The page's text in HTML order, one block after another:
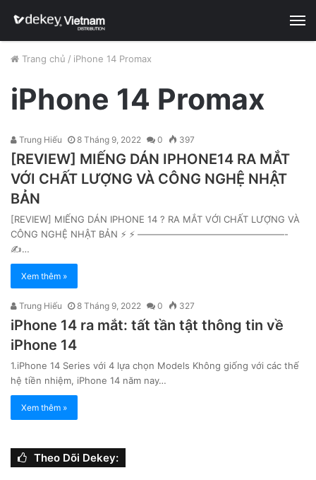
Trang chủ / iPhone 14 Promax
iPhone 14 Promax
Trung Hiếu 8 Tháng 9, 2022 0 397
[REVIEW] MIẾNG DÁN IPHONE14 RA MẮT
VỚI CHẤT LƯỢNG VÀ CÔNG NGHỆ NHẬT
BẢN
[REVIEW] MIẾNG DÁN IPHONE 14 ? RA MẮT VỚI CHẤT LƯỢNG VÀ
CÔNG NGHỆ NHẬT BẢN ⚡ ⚡ ————————————————-
✍…
Xem thêm »
Trung Hiếu 8 Tháng 9, 2022 0 327
iPhone 14 ra mắt: tất tần tật thông tin về
iPhone 14
1.iPhone 14 Series với 4 lựa chọn Models Không giống với các thế
hệ tiền nhiệm, iPhone 14 năm nay…
Xem thêm »
Theo Dõi Dekey: